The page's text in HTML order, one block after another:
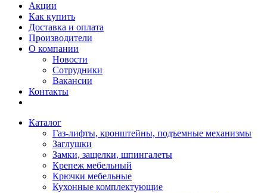
Акции
Как купить
Доставка и оплата
Производители
О компании
Новости
Сотрудники
Вакансии
Контакты
Каталог
Газ-лифты, кронштейны, подъемные механизмы
Заглушки
Замки, защелки, шпингалеты
Крепеж мебельный
Крючки мебельные
Кухонные комплектующие